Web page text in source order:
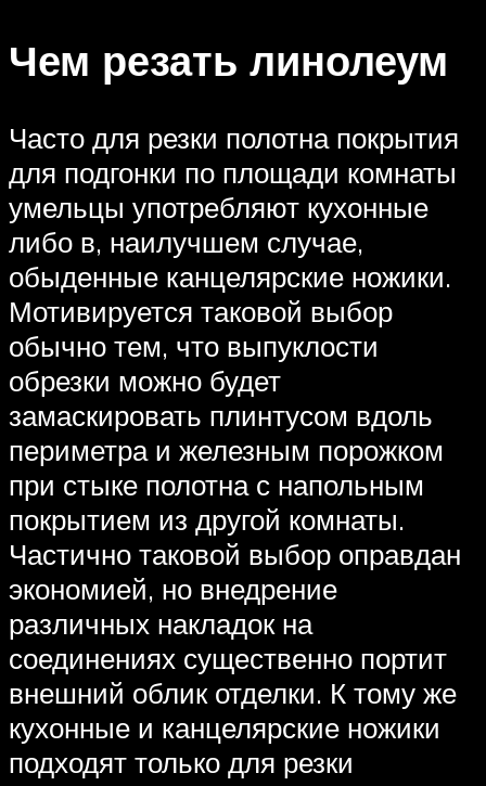
Чем резать линолеум
Часто для резки полотна покрытия
для подгонки по площади комнаты
умельцы употребляют кухонные
либо в, наилучшем случае,
обыденные канцелярские ножики.
Мотивируется таковой выбор
обычно тем, что выпуклости
обрезки можно будет
замаскировать плинтусом вдоль
периметра и железным порожком
при стыке полотна с напольным
покрытием из другой комнаты.
Частично таковой выбор оправдан
экономией, но внедрение
различных накладок на
соединениях существенно портит
внешний облик отделки. К тому же
кухонные и канцелярские ножики
подходят только для резки